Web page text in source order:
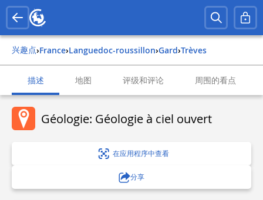
兴趣点› france› languedoc-roussillon› gard› trèves
描述 地图 评级和评论 周围的看点
Géologie: Géologie à ciel ouvert
在应用程序中查看
分享